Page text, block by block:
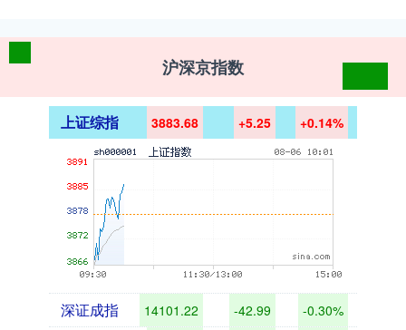
沪深京指数
上证综指 3883.68 +5.25 +0.14%
深证成指 14101.22 -42.99 -0.30%